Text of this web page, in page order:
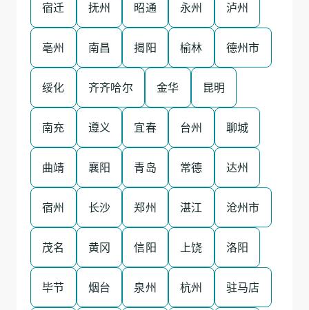
宿迁 抚州 昭通 永州 泸州
亳州 南昌 揭阳 榆林 德州市
绥化 齐齐哈尔 金华 昆明
南充 遵义 宜春 台州 聊城
曲靖 襄阳 青岛 常德 达州
宿州 长沙 郑州 湛江 沧州市
茂名 黄冈 信阳 上饶 洛阳
毕节 烟台 泉州 杭州 驻马店